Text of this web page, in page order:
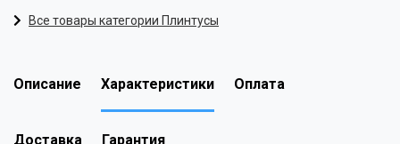
Все товары категории Плинтусы
Описание Характеристики Оплата
Доставка Гарантия